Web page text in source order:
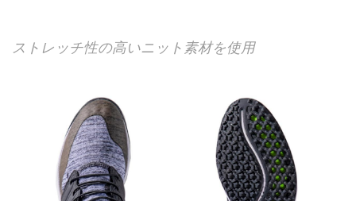
ストレッチ性の高いニット素材を使用